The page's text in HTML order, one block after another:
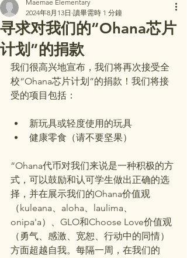
寻求对我们的“Ohana芯片
计划”的捐款
Maemae Elementary
2024年8月13日 讀畢需時 1 分鐘
我们很高兴地宣布，我们将再次接受全
校“Ohana芯片计划”的捐款！我们将接
受的项目包括：
新玩具或轻度使用的玩具
健康零食（请不要坚果）
“Ohana代币对我们来说是一种积极的方
式，可以鼓励和认可学生做出正确的选
择，并在展示我们的Ohana价值观
（kuleana、aloha、laulima、
onipa'a）、GLO和Choose Love价值观
（勇气、感激、宽恕、行动中的同情）
方面超越自我。每隔一周，在我们的